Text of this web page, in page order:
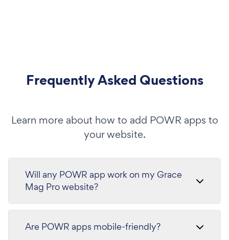
Frequently Asked Questions
Learn more about how to add POWR apps to
your website.
Will any POWR app work on my Grace
Mag Pro website?
Are POWR apps mobile-friendly?